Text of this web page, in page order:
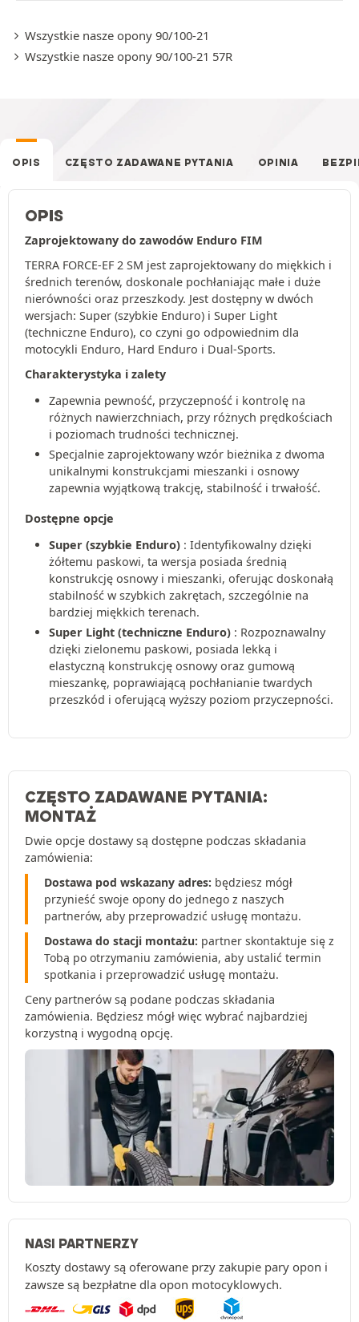
Wszystkie nasze opony 90/100-21
Wszystkie nasze opony 90/100-21 57R
OPIS CZĘSTO ZADAWANE PYTANIA OPINIA
OPIS
Zaprojektowany do zawodów Enduro FIM
TERRA FORCE-EF 2 SM jest zaprojektowany do miękkich i
średnich terenów, doskonale pochłaniając małe i duże
nierówności oraz przeszkody. Jest dostępny w dwóch
wersjach: Super (szybkie Enduro) i Super Light
(techniczne Enduro), co czyni go odpowiednim dla
motocykli Enduro, Hard Enduro i Dual-Sports.
Charakterystyka i zalety
Zapewnia pewność, przyczepność i kontrolę na
różnych nawierzchniach, przy różnych prędkościach
i poziomach trudności technicznej.
Specjalnie zaprojektowany wzór bieżnika z dwoma
unikalnymi konstrukcjami mieszanki i osnowy
zapewnia wyjątkową trakcję, stabilność i trwałość.
Dostępne opcje
Super (szybkie Enduro) : Identyfikowalny dzięki
żółtemu paskowi, ta wersja posiada średnią
konstrukcję osnowy i mieszanki, oferując doskonałą
stabilność w szybkich zakrętach, szczególnie na
bardziej miękkich terenach.
Super Light (techniczne Enduro) : Rozpoznawalny
dzięki zielonemu paskowi, posiada lekką i
elastyczną konstrukcję osnowy oraz gumową
mieszankę, poprawiającą pochłanianie twardych
przeszkód i oferującą wyższy poziom przyczepności.
CZĘSTO ZADAWANE PYTANIA:
MONTAŻ
Dwie opcje dostawy są dostępne podczas składania
zamówienia:
Dostawa pod wskazany adres: będziesz mógł
przynieść swoje opony do jednego z naszych
partnerów, aby przeprowadzić usługę montażu.
Dostawa do stacji montażu: partner skontaktuje się z
Tobą po otrzymaniu zamówienia, aby ustalić termin
spotkania i przeprowadzić usługę montażu.
Ceny partnerów są podane podczas składania
zamówienia. Będziesz mógł więc wybrać najbardziej
korzystną i wygodną opcję.
NASI PARTNERZY
Koszty dostawy są oferowane przy zakupie pary opon i
zawsze są bezpłatne dla opon motocyklowych.